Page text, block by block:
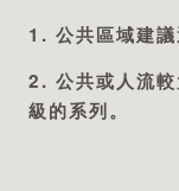
1. 公共區域建議
2. 公共或人流
級的系列。